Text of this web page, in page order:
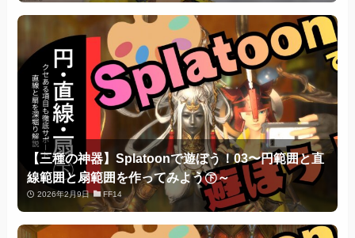
【三種の神器】Splatoonで遊ぼう！03〜円範囲と直
線範囲と扇範囲を作ってみよう㊦～
2026年2月9日 FF14